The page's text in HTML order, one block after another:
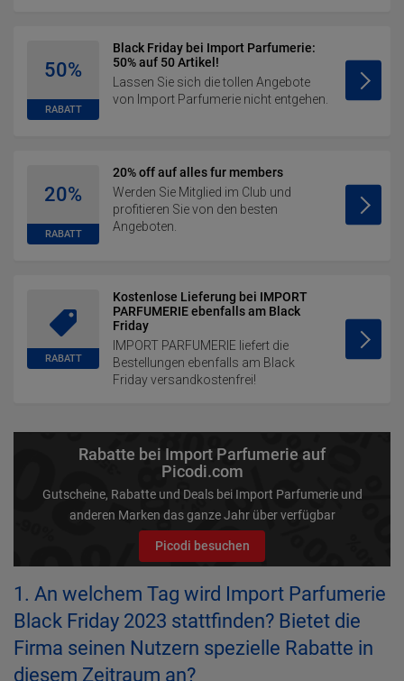
50%
RABATT
Black Friday bei Import Parfumerie:
50% auf 50 Artikel!
Lassen Sie sich die tollen Angebote
von Import Parfumerie nicht entgehen.
20%
RABATT
20% off auf alles fur members
Werden Sie Mitglied im Club und
profitieren Sie von den besten
Angeboten.
RABATT
Kostenlose Lieferung bei IMPORT
PARFUMERIE ebenfalls am Black
Friday
IMPORT PARFUMERIE liefert die
Bestellungen ebenfalls am Black
Friday versandkostenfrei!
Rabatte bei Import Parfumerie auf
Picodi.com
Gutscheine, Rabatte und Deals bei Import Parfumerie und
anderen Marken das ganze Jahr über verfügbar
Picodi besuchen
1. An welchem Tag wird Import Parfumerie
Black Friday 2023 stattfinden? Bietet die
Firma seinen Nutzern spezielle Rabatte in
diesem Zeitraum an?